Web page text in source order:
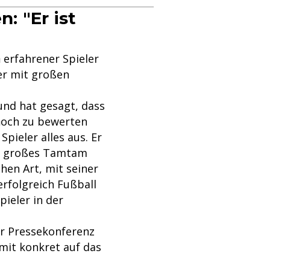
"Er ist
erfahrener Spieler
mit großen
hat gesagt, dass
zu bewerten
alles aus. Er
Tamtam
Art, mit seiner
Fußball
in der
Pressekonferenz
konkret auf das